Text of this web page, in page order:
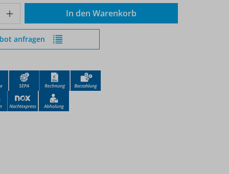
Gib den gewünschten Wert ein
In den Warenkorb
anfragen